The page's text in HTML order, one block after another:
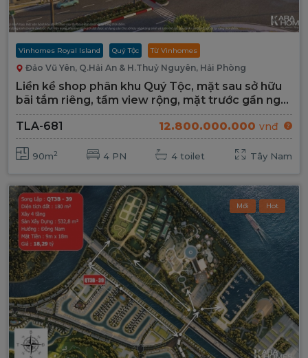
Vinhomes Royal Island Quý Tộc Từ Vinhomes
Đảo Vũ Yên, Q.Hải An & H.Thuỷ Nguyên, Hải Phòng
Liền kề shop phân khu Quý Tộc, mặt sau sở hữu
bãi tắm riêng, tầm view rộng, mặt trước gần ngã
ba có bãi đỗ xe phù hợp cho việc kinh doanh
TLA-681
12.800.000.000 vnđ
90m2 4 PN 4 toilet Tây Nam
Mới Hot